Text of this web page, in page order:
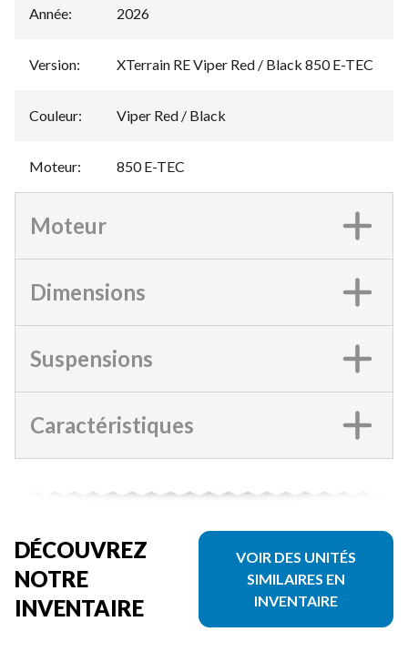
Année: 2026
Version: XTerrain RE Viper Red / Black 850 E-TEC
Couleur: Viper Red / Black
Moteur: 850 E-TEC
Moteur
Dimensions
Suspensions
Caractéristiques
DÉCOUVREZ
NOTRE
INVENTAIRE
VOIR DES UNITÉS
SIMILAIRES EN
INVENTAIRE